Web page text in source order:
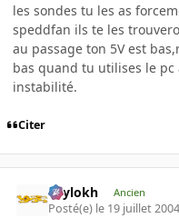
les sondes tu les as
speddfan ils te les
au passage ton 5V est
bas quand tu utilises le
instabilité.
Citer
Psylokh Ancien
Posté(e) le 19 juillet